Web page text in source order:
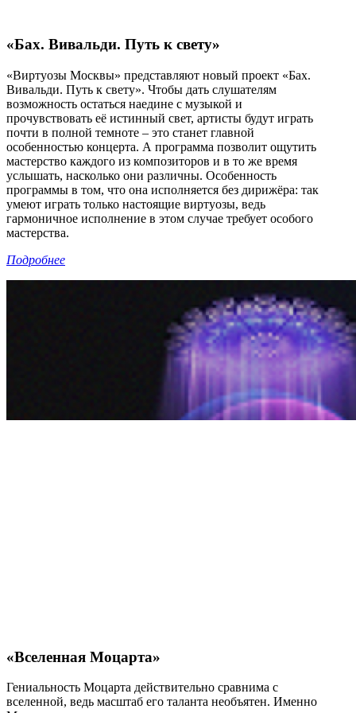
«Бах. Вивальди. Путь к свету»
«Виртуозы Москвы» представляют новый проект «Бах.
Вивальди. Путь к свету». Чтобы дать слушателям
возможность остаться наедине с музыкой и
прочувствовать её истинный свет, артисты будут играть
почти в полной темноте – это станет главной
особенностью концерта. А программа позволит ощутить
мастерство каждого из композиторов и в то же время
услышать, насколько они различны. Особенность
программы в том, что она исполняется без дирижёра: так
умеют играть только настоящие виртуозы, ведь
гармоничное исполнение в этом случае требует особого
мастерства.
Подробнее
«Вселенная Моцарта»
Гениальность Моцарта действительно сравнима с
вселенной, ведь масштаб его таланта необъятен. Именно